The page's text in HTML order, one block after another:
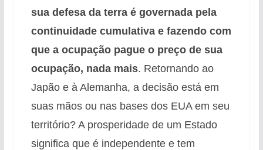
sua defesa da terra é governada pela
continuidade cumulativa e fazendo com
que a ocupação pague o preço de sua
ocupação, nada mais. Retornando ao
Japão e à Alemanha, a decisão está em
suas mãos ou nas bases dos EUA em seu
território? A prosperidade de um Estado
significa que é independente e tem